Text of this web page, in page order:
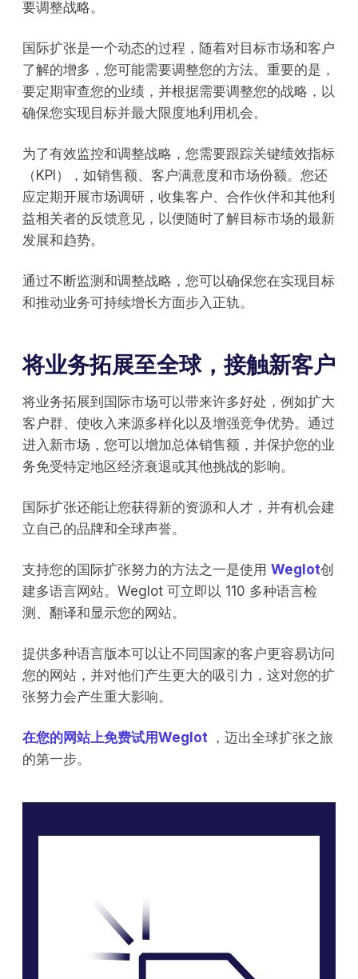
要调整战略。
国际扩张是一个动态的过程，随着对目标市场和客户
了解的增多，您可能需要调整您的方法。重要的是，
要定期审查您的业绩，并根据需要调整您的战略，以
确保您实现目标并最大限度地利用机会。
为了有效监控和调整战略，您需要跟踪关键绩效指标
（KPI），如销售额、客户满意度和市场份额。您还
应定期开展市场调研，收集客户、合作伙伴和其他利
益相关者的反馈意见，以便随时了解目标市场的最新
发展和趋势。
通过不断监测和调整战略，您可以确保您在实现目标
和推动业务可持续增长方面步入正轨。
将业务拓展至全球，接触新客户
将业务拓展到国际市场可以带来许多好处，例如扩大
客户群、使收入来源多样化以及增强竞争优势。通过
进入新市场，您可以增加总体销售额，并保护您的业
务免受特定地区经济衰退或其他挑战的影响。
国际扩张还能让您获得新的资源和人才，并有机会建
立自己的品牌和全球声誉。
支持您的国际扩张努力的方法之一是使用 Weglot创
建多语言网站。Weglot 可立即以 110 多种语言检
测、翻译和显示您的网站。
提供多种语言版本可以让不同国家的客户更容易访问
您的网站，并对他们产生更大的吸引力，这对您的扩
张努力会产生重大影响。
在您的网站上免费试用Weglot ，迈出全球扩张之旅
的第一步。